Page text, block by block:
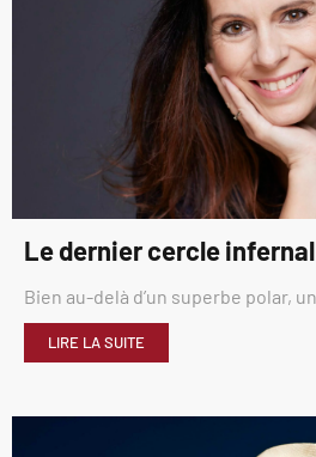
Le dernier cercle
Bien au-delà d’un superbe polar,
LIRE LA SUITE